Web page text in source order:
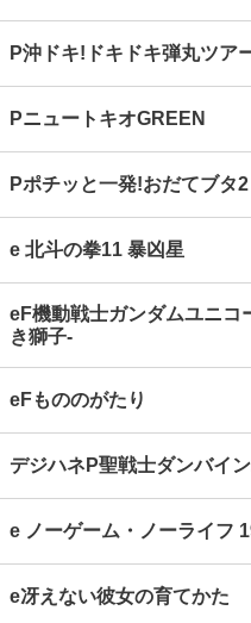
P沖ドキ!ドキドキ弾丸ツア
PニュートキオGREEN
Pポチッと一発!おだてブタ2
e 北斗の拳11 暴凶星
eF機動戦士ガンダムユニコ
き獅子‐
eFもののがたり
デジハネP聖戦士ダンバイ
e ノーゲーム・ノーライフ
e冴えない彼女の育てかた